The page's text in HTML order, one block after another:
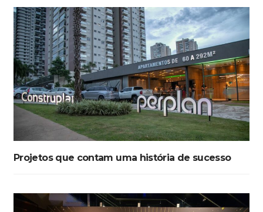
Projetos que contam uma história de sucesso